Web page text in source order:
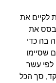
לקיים את
את
בה כדי
שסיימו
לפי עשר
סך הכל